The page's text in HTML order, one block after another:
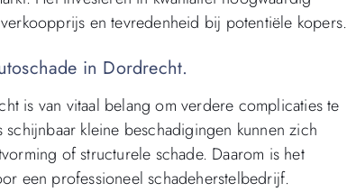
en tevredenheid bij potentiële kopers.
in Dordrecht.
is van vitaal belang om verdere complicaties te
kleine beschadigingen kunnen zich
of structurele schade. Daarom is het
een professioneel schadeherstelbedrijf.